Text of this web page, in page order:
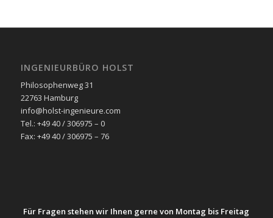
INGENIEURBÜRO HOLST
Philosophenweg 31
22763 Hamburg
info@holst-ingenieure.com
Tel.: +49 40 / 306975 – 0
Fax: +49 40 / 306975 – 76
Für Fragen stehen wir Ihnen gerne von Montag bis Freitag